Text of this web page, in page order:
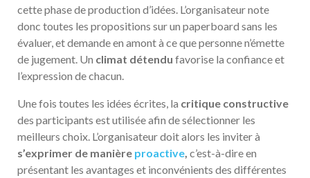
cette phase de production d’idées. L’organisateur note
donc toutes les propositions sur un paperboard sans les
évaluer, et demande en amont à ce que personne n’émette
de jugement. Un climat détendu favorise la confiance et
l’expression de chacun.
Une fois toutes les idées écrites, la critique constructive
des participants est utilisée afin de sélectionner les
meilleurs choix. L’organisateur doit alors les inviter à
s’exprimer de manière proactive c’est-à-dire en
présentant les avantages et inconvénients des différentes